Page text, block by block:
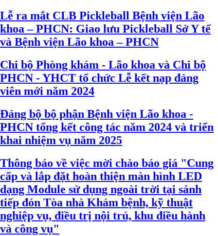
Lễ ra mắt CLB Pickleball Bệnh viện Lão
khoa – PHCN: Giao lưu Pickleball Sở Y tế
và Bệnh viện Lão khoa – PHCN
Chi bộ Phòng khám - Lão khoa và Chi bộ
PHCN - YHCT tổ chức Lễ kết nạp đảng
viên mới năm 2024
Đảng bộ bộ phận Bệnh viện Lão khoa -
PHCN tổng kết công tác năm 2024 và triển
khai nhiệm vụ năm 2025
Thông báo về việc mời chào báo giá "Cung
cấp và lắp đặt hoàn thiện màn hình LED
dạng Module sử dụng ngoài trời tại sảnh
tiếp đón Tòa nhà Khám bệnh, kỹ thuật
nghiệp vụ, điều trị nội trú, khu điều hành
và công vụ"